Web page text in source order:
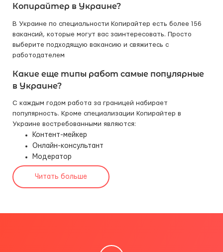
Копирайтер в Украине?
В Украине по специальности Копирайтер есть более 156
вакансий, которые могут вас заинтересовать. Просто
выберите подходящую вакансию и свяжитесь с
работодателем
Какие еще типы работ самые популярные
в Украине?
С каждым годом работа за границей набирает
популярность. Кроме специализации Копирайтер в
Украине востребованными являются:
Контент-мейкер
Онлайн-консультант
Модератор
Читать больше